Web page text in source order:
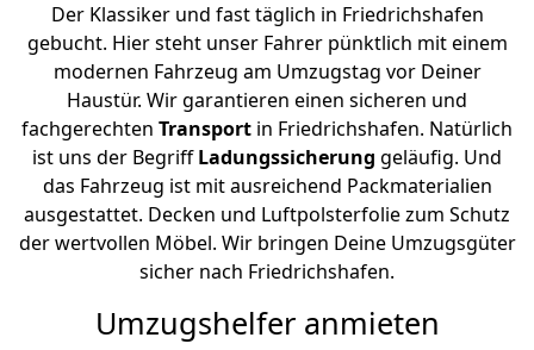
Der Klassiker und fast täglich in Friedrichshafen
gebucht. Hier steht unser Fahrer pünktlich mit einem
modernen Fahrzeug am Umzugstag vor Deiner
Haustür. Wir garantieren einen sicheren und
fachgerechten Transport in Friedrichshafen. Natürlich
ist uns der BegriffLadungssicherung geläufig. Und
das Fahrzeug ist mit ausreichend Packmaterialien
ausgestattet. Decken und Luftpolsterfolie zum Schutz
der wertvollen Möbel. Wir bringen Deine Umzugsgüter
sicher nach Friedrichshafen.
Umzugshelfer anmieten